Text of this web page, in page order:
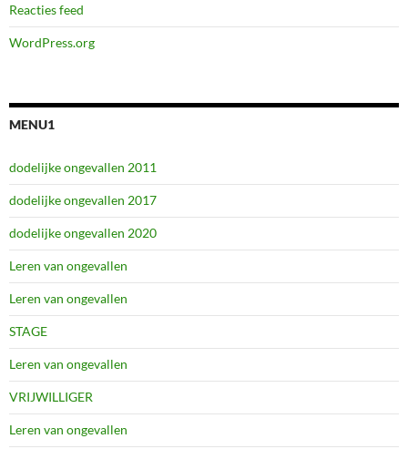
Reacties feed
WordPress.org
MENU1
dodelijke ongevallen 2011
dodelijke ongevallen 2017
dodelijke ongevallen 2020
Leren van ongevallen
Leren van ongevallen
STAGE
Leren van ongevallen
VRIJWILLIGER
Leren van ongevallen